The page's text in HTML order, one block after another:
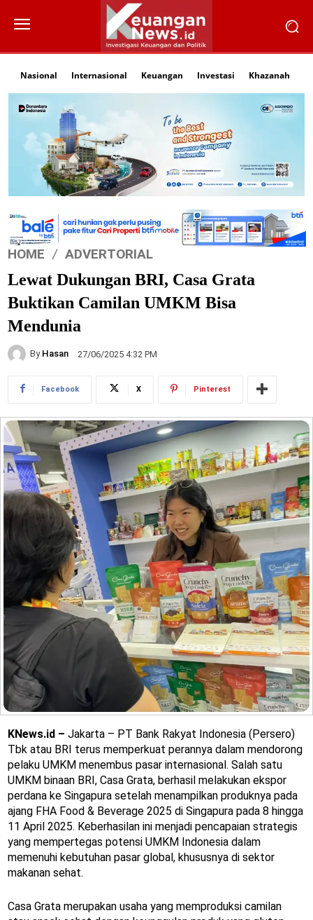
Nasional Internasional Keuangan Investasi Khazanah
HOME ADVERTORIAL
Lewat Dukungan BRI, Casa Grata
Buktikan Camilan UMKM Bisa
Mendunia
By Hasan 27/06/2025 4:32 PM
Facebook X Pinterest
KNews.id – Jakarta – PT Bank Rakyat Indonesia (Persero)
Tbk atau BRI terus memperkuat perannya dalam mendorong
pelaku UMKM menembus pasar internasional. Salah satu
UMKM binaan BRI, Casa Grata, berhasil melakukan ekspor
perdana ke Singapura setelah menampilkan produknya pada
ajang FHA Food & Beverage 2025 di Singapura pada 8 hingga
11 April 2025. Keberhasilan ini menjadi pencapaian strategis
yang mempertegas potensi UMKM Indonesia dalam
memenuhi kebutuhan pasar global, khususnya di sektor
makanan sehat.
Casa Grata merupakan usaha yang memproduksi camilan